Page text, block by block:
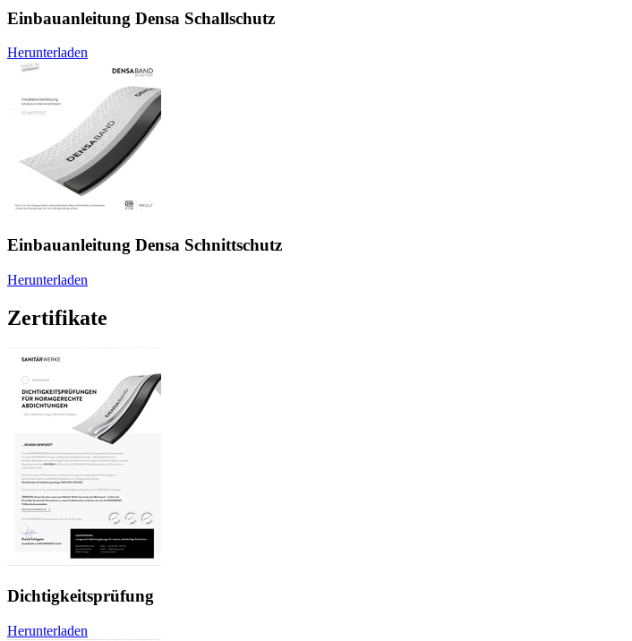
Einbauanleitung Densa Schallschutz
Herunterladen
Einbauanleitung Densa Schnittschutz
Herunterladen
Zertifikate
Dichtigkeitsprüfung
Herunterladen